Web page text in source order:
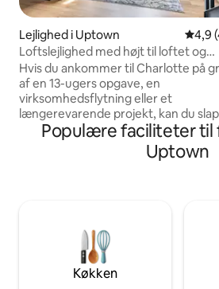
Lejlighed i Uptown 4,94,9
Loftslejlighed med højt til loftet og
udsigt over byens lys i Uptown
Hvis du ankommer til Charlotte på
af en 13-ugers opgave, en
virksomhedsflytning eller et
længerevarende projekt, kan du
af – du har valgt et fantastisk sted
Velkommen til Uptown Charlottes
førende møblerede loftslejlighed til
fantastisk udsigt over byen fra den
private balkon, 1 egen overdækket
parkeringsplads inkluderet. Minimum
nætter. For erhvervsfolk, der ønsker
Populære faciliteter til
Uptown
Køkken